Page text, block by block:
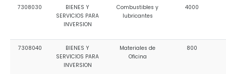
7308030
BIENES Y
SERVICIOS PARA
INVERSION
Combustibles y
lubricantes
4000
7308040
BIENES Y
SERVICIOS PARA
INVERSION
Materiales de
Oficina
800